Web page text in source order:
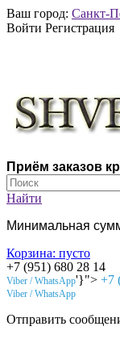
Ваш город: Санкт-
Войти Регистрация
Приём заказов
Найти
Минимальная
Корзина: пусто
+7 (951) 680 28 14
Viber / WhatsApp'}"> +7
Viber / WhatsApp
Отправить